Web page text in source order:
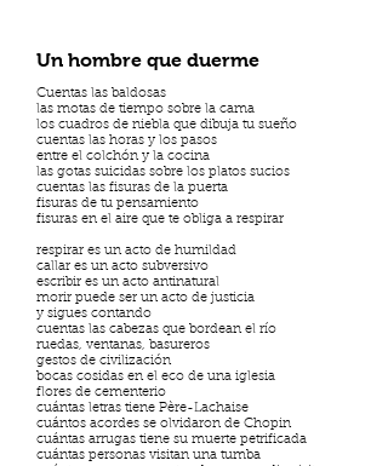
Un hombre que duerme
Cuentas las baldosas
las motas de tiempo sobre la cama
los cuadros de niebla que dibuja tu sueño
cuentas las horas y los pasos
entre el colchón y la cocina
las gotas suicidas sobre los platos sucios
cuentas las fisuras de la puerta
fisuras de tu pensamiento
fisuras en el aire que te obliga a respirar
respirar es un acto de humildad
callar es un acto subversivo
escribir es un acto antinatural
morir puede ser un acto de justicia
y sigues contando
cuentas las cabezas que bordean el río
ruedas, ventanas, basureros
gestos de civilización
bocas cosidas en el eco de una iglesia
flores de cementerio
cuántas letras tiene Père-Lachaise
cuántos acordes se olvidaron de Chopin
cuántas arrugas tiene su muerte petrificada
cuántas personas visitan una tumba